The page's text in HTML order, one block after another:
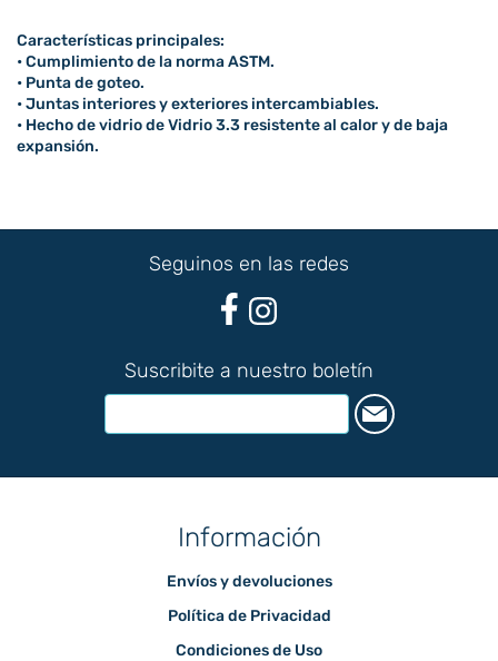
Características principales:
• Cumplimiento de la norma ASTM.
• Punta de goteo.
• Juntas interiores y exteriores intercambiables.
• Hecho de vidrio de Vidrio 3.3 resistente al calor y de baja
expansión.
Seguinos en las redes
Suscribite a nuestro boletín
Información
Envíos y devoluciones
Política de Privacidad
Condiciones de Uso